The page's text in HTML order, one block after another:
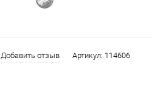
Добавить отзыв Артикул: 114606